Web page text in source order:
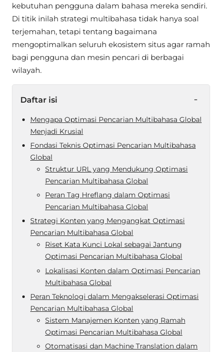
kebutuhan pengguna dalam bahasa mereka sendiri.
Di titik inilah strategi multibahasa tidak hanya soal
terjemahan, tetapi tentang bagaimana
mengoptimalkan seluruh ekosistem situs agar ramah
bagi pengguna dan mesin pencari di berbagai
wilayah.
Daftar isi -
Mengapa Optimasi Pencarian Multibahasa Global
Menjadi Krusial
Fondasi Teknis Optimasi Pencarian Multibahasa
Global
Struktur URL yang Mendukung Optimasi
Pencarian Multibahasa Global
Peran Tag Hreflang dalam Optimasi
Pencarian Multibahasa Global
Strategi Konten yang Mengangkat Optimasi
Pencarian Multibahasa Global
Riset Kata Kunci Lokal sebagai Jantung
Optimasi Pencarian Multibahasa Global
Lokalisasi Konten dalam Optimasi Pencarian
Multibahasa Global
Peran Teknologi dalam Mengakselerasi Optimasi
Pencarian Multibahasa Global
Sistem Manajemen Konten yang Ramah
Optimasi Pencarian Multibahasa Global
Otomatisasi dan Machine Translation dalam